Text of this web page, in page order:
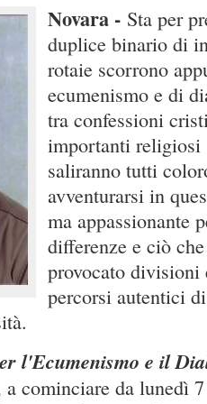
Novara - Sta per
duplice binario di
rotaie scorrono
ecumenismo e di
tra confessioni
importanti religiosi
saliranno tutti
avventurarsi in
ma appassionante
differenze e ciò
provocato divisioni
percorsi autentici
l'Ecumenismo e il
a cominciare da lunedì